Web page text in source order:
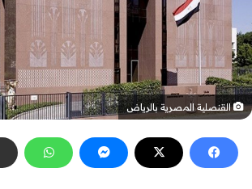
القنصلية المصرية بالرياض